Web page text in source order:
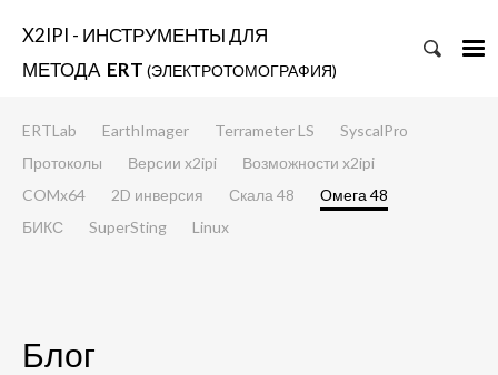
X2IPI - ИНСТРУМЕНТЫ ДЛЯ
МЕТОДА ERT (ЭЛЕКТРОТОМОГРАФИЯ)
ERTLab EarthImager Terrameter LS
SyscalPro
Протоколы
Версии x2ipi
Возможности x2ipi
COMx64
2D инверсия Скала 48
Омега 48
БИКС
SuperSting Linux
Блог